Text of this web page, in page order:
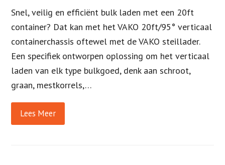
Snel, veilig en efficiënt bulk laden met een 20ft
container? Dat kan met het VAKO 20ft/95° verticaal
containerchassis oftewel met de VAKO steillader.
Een specifiek ontworpen oplossing om het verticaal
laden van elk type bulkgoed, denk aan schroot,
graan, mestkorrels,…
Lees Meer